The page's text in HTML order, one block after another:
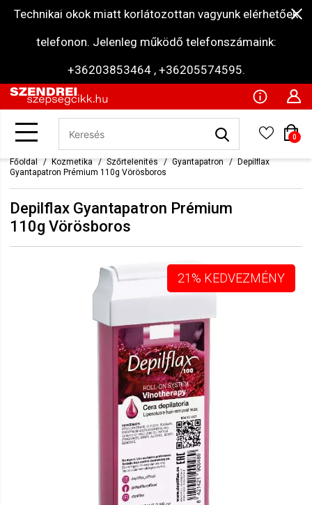
Technikai okok miatt korlátozottan vagyunk elérhetőek
telefonon. Jelenleg működő telefonszámaink:
+36203853464 , +36205574595.
0
Főoldal Kozmetika Szőrtelenítés Gyantapatron
Depilflax
Gyantapatron Prémium 110g Vörösboros
Depilflax Gyantapatron Prémium
110g Vörösboros
21% KEDVEZMÉNY